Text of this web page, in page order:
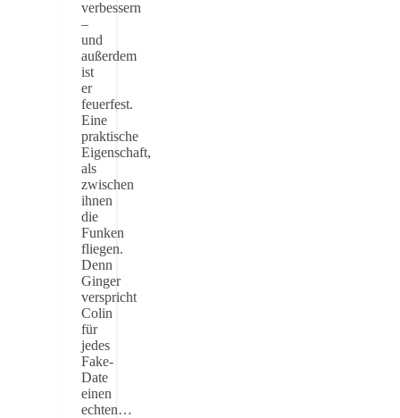
verbessern
–
und
außerdem
ist
er
feuerfest.
Eine
praktische
Eigenschaft,
als
zwischen
ihnen
die
Funken
fliegen.
Denn
Ginger
verspricht
Colin
für
jedes
Fake-
Date
einen
echten…